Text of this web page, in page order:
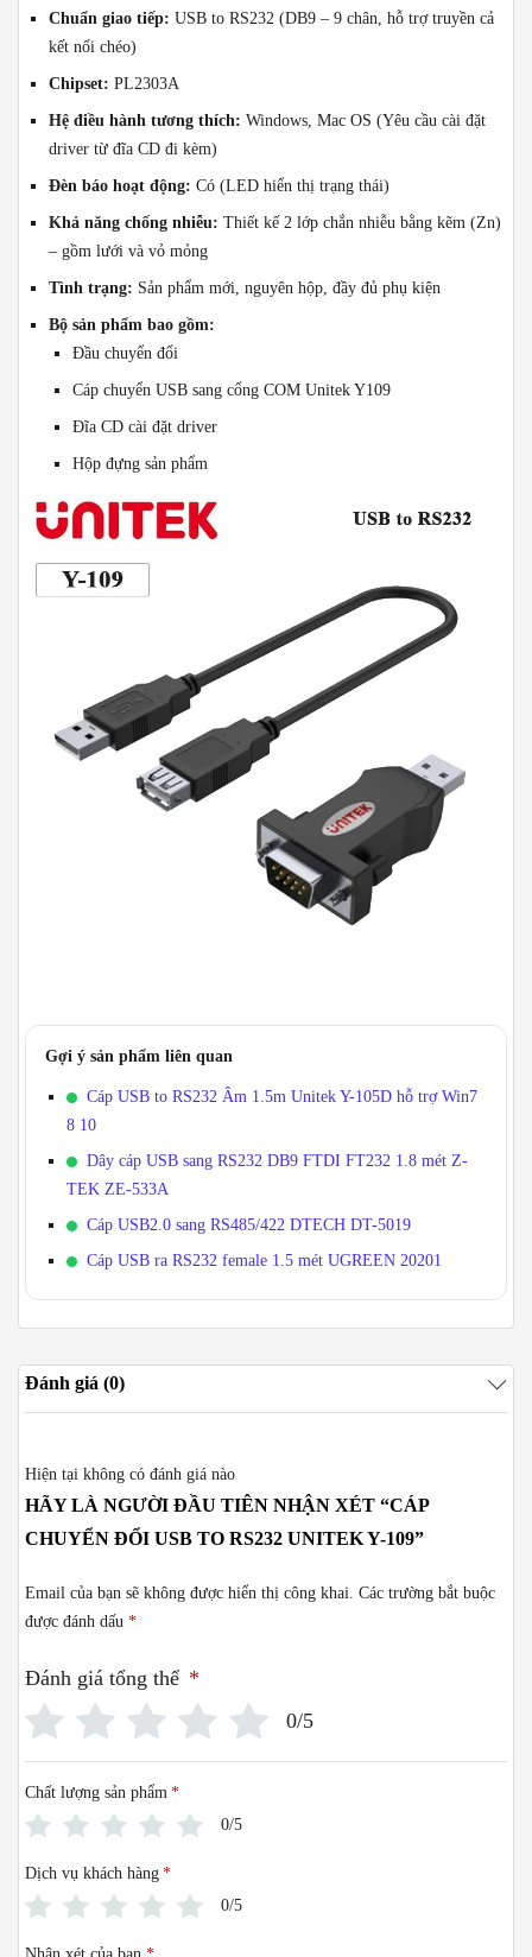
Chuẩn giao tiếp: USB to RS232 (DB9 – 9 chân, hỗ trợ truyền cả
kết nối chéo)
Chipset: PL2303A
Hệ điều hành tương thích: Windows, Mac OS (Yêu cầu cài đặt
driver từ đĩa CD đi kèm)
Đèn báo hoạt động: Có (LED hiển thị trạng thái)
Khả năng chống nhiễu: Thiết kế 2 lớp chắn nhiễu bằng kẽm (Zn)
– gồm lưới và vỏ mỏng
Tình trạng: Sản phẩm mới, nguyên hộp, đầy đủ phụ kiện
Bộ sản phẩm bao gồm:
Đầu chuyển đổi
Cáp chuyển USB sang cổng COM Unitek Y109
Đĩa CD cài đặt driver
Hộp đựng sản phẩm
Gợi ý sản phẩm liên quan
Cáp USB to RS232 Âm 1.5m Unitek Y-105D hỗ trợ Win7
8 10
Dây cáp USB sang RS232 DB9 FTDI FT232 1.8 mét Z-
TEK ZE-533A
Cáp USB2.0 sang RS485/422 DTECH DT-5019
Cáp USB ra RS232 female 1.5 mét UGREEN 20201
Đánh giá (0)
Hiện tại không có đánh giá nào
HÃY LÀ NGƯỜI ĐẦU TIÊN NHẬN XÉT “CÁP
CHUYỂN ĐỔI USB TO RS232 UNITEK Y-109”
Email của bạn sẽ không được hiển thị công khai. Các trường bắt buộc
được đánh dấu *
Đánh giá tổng thể *
0/5
Chất lượng sản phẩm *
0/5
Dịch vụ khách hàng *
0/5